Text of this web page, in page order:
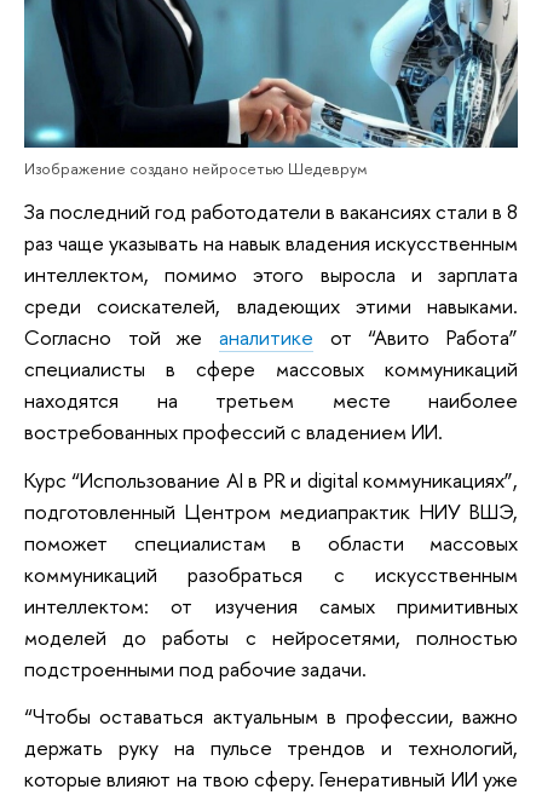
Изображение создано нейросетью Шедеврум
За последний год работодатели в вакансиях стали в 8
раз чаще указывать на навык владения искусственным
интеллектом, помимо этого выросла и зарплата
среди соискателей, владеющих этими навыками.
Согласно той же аналитике от “Авито Работа”
специалисты в сфере массовых коммуникаций
находятся на третьем месте наиболее
востребованных профессий с владением ИИ.
Курс “Использование AI в PR и digital коммуникациях”,
подготовленный Центром медиапрактик НИУ ВШЭ,
поможет специалистам в области массовых
коммуникаций разобраться с искусственным
интеллектом: от изучения самых примитивных
моделей до работы с нейросетями, полностью
подстроенными под рабочие задачи.
“Чтобы оставаться актуальным в профессии, важно
держать руку на пульсе трендов и технологий,
которые влияют на твою сферу. Генеративный ИИ уже